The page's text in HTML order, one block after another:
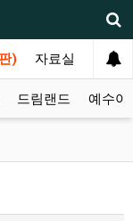
) 자료실
드림랜드 예수아